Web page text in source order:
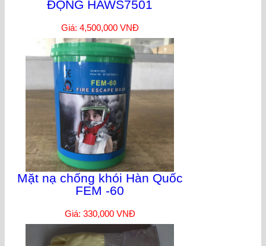
ĐỘNG HAWS7501
Giá: 4,500,000 VNĐ
Mặt nạ chống khói Hàn Quốc
FEM -60
Giá: 330,000 VNĐ